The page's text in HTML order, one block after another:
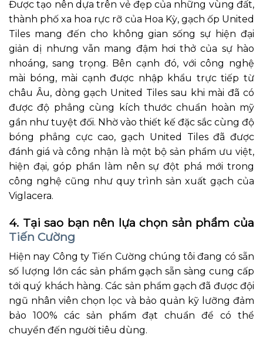
Được tạo nên dựa trên vẻ đẹp của những vùng đất,
thành phố xa hoa rực rỡ của Hoa Kỳ, gạch ốp United
Tiles mang đến cho không gian sống sự hiện đại
giản dị nhưng vẫn mang đậm hơi thở của sự hào
nhoáng, sang trọng. Bên cạnh đó, với công nghệ
mài bóng, mài cạnh được nhập khẩu trực tiếp từ
châu Âu, dòng gạch United Tiles sau khi mài đã có
được độ phẳng cùng kích thước chuẩn hoàn mỹ
gần như tuyệt đối. Nhờ vào thiết kế đặc sắc cùng độ
bóng phẳng cực cao, gạch United Tiles đã được
đánh giá và công nhận là một bộ sản phẩm ưu việt,
hiện đại, góp phần làm nên sự đột phá mới trong
công nghệ cũng như quy trình sản xuất gạch của
Viglacera.
4. Tại sao bạn nên lựa chọn sản phẩm của
Tiến Cường
Hiện nay Công ty Tiến Cường chúng tôi đang có sẵn
số lượng lớn các sản phẩm gạch sẵn sàng cung cấp
tới quý khách hàng. Các sản phẩm gạch đã được đội
ngũ nhân viên chọn lọc và bảo quản kỹ lưỡng đảm
bảo 100% các sản phẩm đạt chuẩn để có thể
chuyển đến người tiêu dùng.